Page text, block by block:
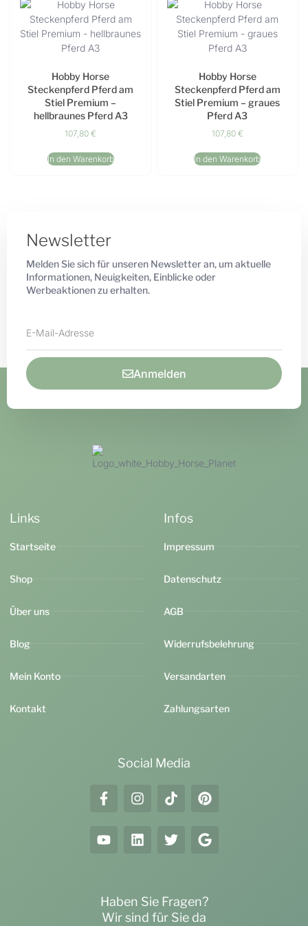
Hobby Horse
Steckenpferd Pferd am
Stiel Premium –
hellbraunes Pferd A3
107,80€
In den Warenkorb
Hobby Horse
Steckenpferd Pferd am
Stiel Premium – graues
Pferd A3
107,80 €
In den Warenkorb
Newsletter
Melden Sie sich für unseren Newsletter an, um aktuelle
Informationen, Neuigkeiten, Einblicke oder
Werbeaktionen zu erhalten.
Anmelden
Links
Startseite
Shop
Über uns
Blog
Mein Konto
Kontakt
Infos
Impressum
Datenschutz
AGB
Widerrufsbelehrung
Versandarten
Zahlungsarten
Social Media
Haben Sie Fragen?
Wir sind für Sie da